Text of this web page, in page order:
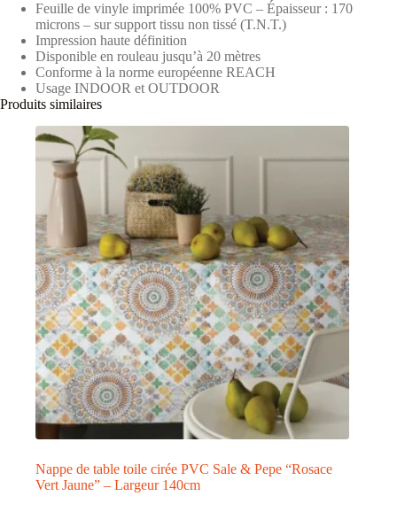
Feuille de vinyle imprimée 100% PVC – Épaisseur : 170
microns – sur support tissu non tissé (T.N.T.)
Impression haute définition
Disponible en rouleau jusqu’à 20 mètres
Conforme à la norme européenne REACH
Usage INDOOR et OUTDOOR
Produits similaires
Nappe de table toile cirée PVC Sale & Pepe “Rosace
Vert Jaune” – Largeur 140cm